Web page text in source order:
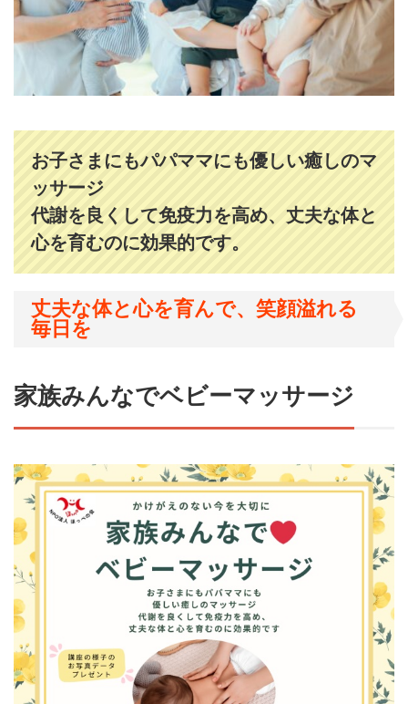
お子さまにもパパママにも優しい癒しのマ
ッサージ
代謝を良くして免疫力を高め、丈夫な体と
心を育むのに効果的です。
丈夫な体と心を育んで、笑顔溢れる
毎日を
家族みんなでベビーマッサージ